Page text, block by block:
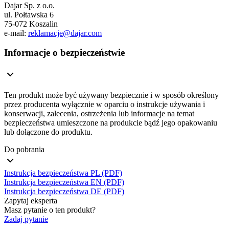
Dajar Sp. z o.o.
ul. Połtawska 6
75-072 Koszalin
e-mail: reklamacje@dajar.com
Informacje o bezpieczeństwie
Ten produkt może być używany bezpiecznie i w sposób określony
przez producenta wyłącznie w oparciu o instrukcje używania i
konserwacji, zalecenia, ostrzeżenia lub informacje na temat
bezpieczeństwa umieszczone na produkcie bądź jego opakowaniu
lub dołączone do produktu.
Do pobrania
Instrukcja bezpieczeństwa PL (PDF)
Instrukcja bezpieczeństwa EN (PDF)
Instrukcja bezpieczeństwa DE (PDF)
Zapytaj eksperta
Masz pytanie o ten produkt?
Zadaj pytanie